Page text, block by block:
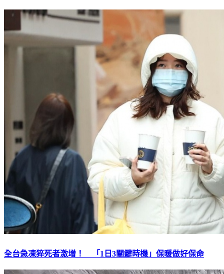
全台急凍猝死者激增！ 「1日3關鍵時機」保暖做好保命